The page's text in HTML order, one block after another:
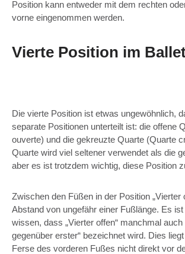
Position kann entweder mit dem rechten
vorne eingenommen werden.
Vierte Position im
Die vierte Position ist etwas ungewöhnlich,
separate Positionen unterteilt ist: die offene
ouverte) und die gekreuzte Quarte (Quarte
Quarte wird viel seltener verwendet als die
aber es ist trotzdem wichtig, diese Position
Zwischen den Füßen in der Position „Vierter
Abstand von ungefähr einer Fußlänge. Es
wissen, dass „Vierter offen“ manchmal auch
gegenüber erster“ bezeichnet wird. Dies
Ferse des vorderen Fußes nicht direkt vor